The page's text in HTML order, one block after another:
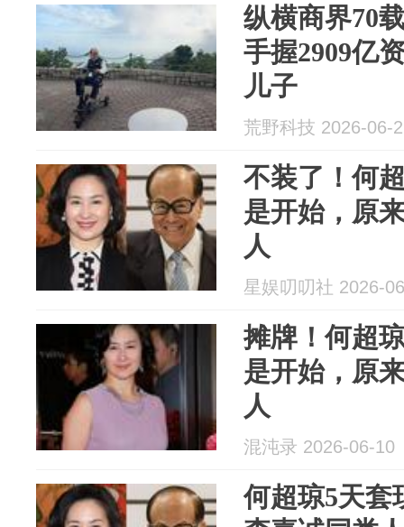
纵横商界70
手握2909亿
儿子
荒野科技 2026-06-
不装了！何
是开始，原
人
星娱叨叨社 2026-
摊牌！何超
是开始，原
人
混沌录 2026-06-10
何超琼5天套